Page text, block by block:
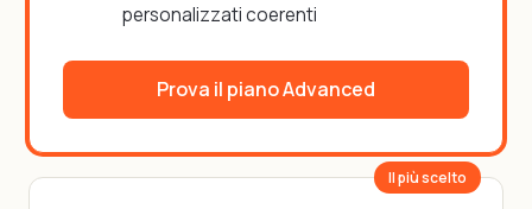
personalizzati coerenti
Prova il piano Advanced
Il più scelto